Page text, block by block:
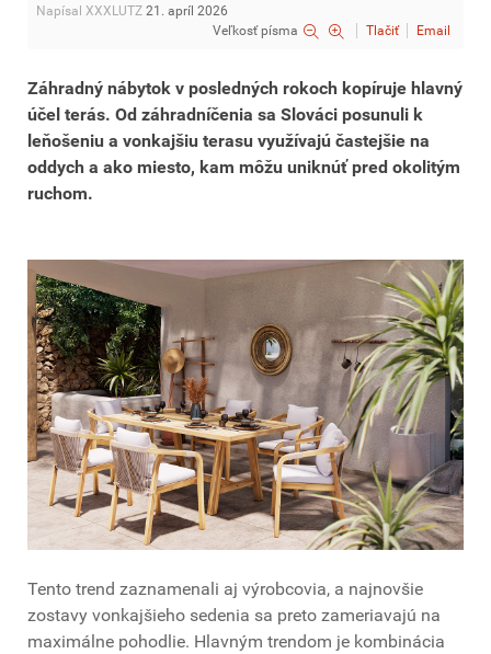
Napísal XXXLUTZ 21. apríl 2026
Veľkosť písma
Tlačiť Email
Záhradný nábytok v posledných rokoch kopíruje hlavný
účel terás. Od záhradníčenia sa Slováci posunuli k
leňošeniu a vonkajšiu terasu využívajú častejšie na
oddych a ako miesto, kam môžu uniknúť pred okolitým
ruchom.
Tento trend zaznamenali aj výrobcovia, a najnovšie
zostavy vonkajšieho sedenia sa preto zameriavajú na
maximálne pohodlie. Hlavným trendom je kombinácia